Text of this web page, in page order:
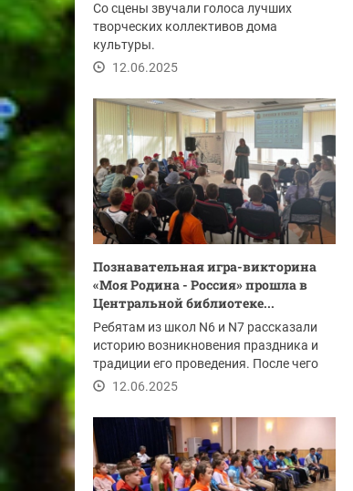
Со сцены звучали голоса лучших
творческих коллективов дома
культуры.
12.06.2025
Познавательная игра-викторина
«Моя Родина - Россия» прошла в
Центральной библиотеке...
Ребятам из школ N6 и N7 рассказали
историю возникновения праздника и
традиции его проведения. После чего
дети...12.06.2025